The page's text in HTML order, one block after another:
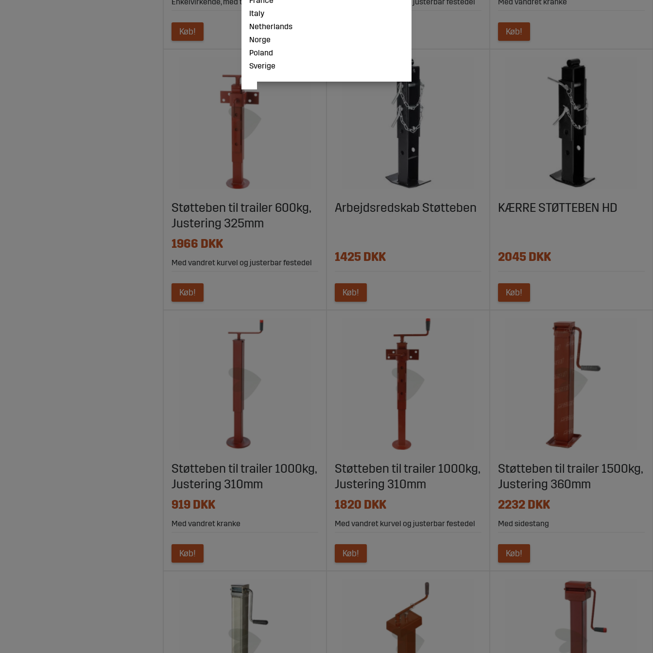
Enkelvirkende, med trækfjeder
Køb!
Med vandret kurvel og justerbar festedel Med vandret kranke
Køb!
Støtteben til trailer 600kg,
Justering 325mm
1966 DKK
Med vandret kurvel og justerbar festedel
Køb!
Arbejdsredskab Støtteben
1425 DKK
Køb!
KÆRRE STØTTEBEN HD
2045 DKK
Køb!
Støtteben til trailer 1000kg,
Justering 310mm
919 DKK
Med vandret kranke
Køb!
Støtteben til trailer 1000kg,
Justering 310mm
1820 DKK
Med vandret kurvel og justerbar festedel
Køb!
Støtteben til trailer 1500kg,
Justering 360mm
2232 DKK
Med sidestang
Køb!
Italy
Netherlands
Norge
Poland
Sverige